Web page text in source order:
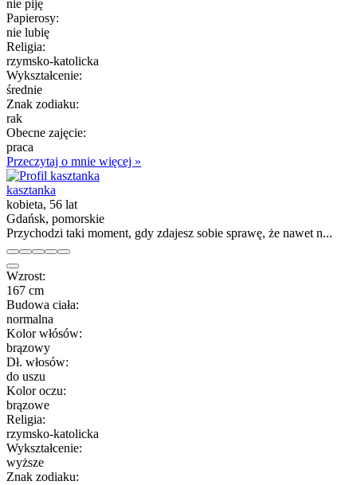
nie piję
Papierosy:
nie lubię
Religia:
rzymsko-katolicka
Wykształcenie:
średnie
Znak zodiaku:
rak
Obecne zajęcie:
praca
Przeczytaj o mnie więcej »
kasztanka
kobieta, 56 lat
Gdańsk, pomorskie
Przychodzi taki moment, gdy zdajesz sobie sprawę, że nawet n...
Wzrost:
167 cm
Budowa ciała:
normalna
Kolor włósów:
brązowy
Dł. włosów:
do uszu
Kolor oczu:
brązowe
Religia:
rzymsko-katolicka
Wykształcenie:
wyższe
Znak zodiaku: